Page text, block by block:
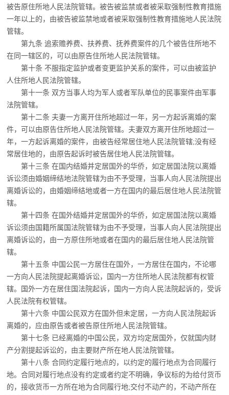
被告原住所地人民法院管辖。被告被监禁或者被采取强制性教育措施
一年以上的，由被告被监禁地或者被采取强制性教育措施地人民法院
管辖。
第九条 追索赡养费、扶养费、抚养费案件的几个被告住所地不
在同一辖区的，可以由原告住所地人民法院管辖。
第十条 不服指定监护或者变更监护关系的案件，可以由被监护
人住所地人民法院管辖。
第十一条 双方当事人均为军人或者军队单位的民事案件由军事
法院管辖。
第十二条 夫妻一方离开住所地超过一年，另一方起诉离婚的案
件，可以由原告住所地人民法院管辖。夫妻双方离开住所地超过一
年，一方起诉离婚的案件，由被告经常居住地人民法院管辖;没有经
常居住地的，由原告起诉时被告居住地人民法院管辖。
第十三条 在国内结婚并定居国外的华侨，如定居国法院以离婚
诉讼须由婚姻缔结地法 院管辖为由不予受理，当事人向人民法院提出
离婚诉讼的，由婚姻缔结地或者一方在国内的最后居住地人民法院管
辖。
第十四条 在国外结婚并定居国外的华侨，如定居国法院以离婚
诉讼须由国籍所属国法 院管辖为由不予受理，当事人向人民法院提出
离婚诉讼的，由一方原住所地或者在国内的最后居住地人民法院管
辖。
第十五条 中国公民一方居住在国外，一方居住在国内，不论哪
一方向人民法院提起离婚诉讼，国内一方住所地人民法院都有权管
辖。国外一方在居住国法院起诉，国内一方向人民法院起诉的，受诉
人民法院有权管辖。
第十六条 中国公民双方在国外但未定居，一方向人民法院起诉
离婚的，应由原告或者被告原住所地人民法院管辖。
第十七条 已经离婚的中国公民，双方均定居国外，仅就国内财
产分割提起诉讼的，由主要财产所在地人民法院管辖。
第十八条 合同约定履行地点的，以约定的履行地点为合同履行
地。合同对履行地点没有约定或者约定不明确，争议标的为给付货币
的，接收货币一方所在地为合同履行地;交付不动产的，不动产所在